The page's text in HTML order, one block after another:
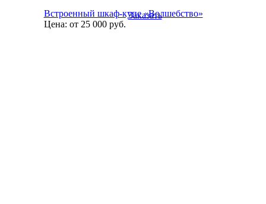
Встроенный шкаф-купе «Волшебство»
Цена: от 25 000руб.
Заказать